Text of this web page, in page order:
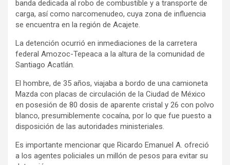
banda dedicada al robo de combustible y a transporte de
carga, así como narcomenudeo, cuya zona de influencia
se encuentra en la región de Acajete.
La detención ocurrió en inmediaciones de la carretera
federal Amozoc-Tepeaca a la altura de la comunidad de
Santiago Acatlán.
El hombre, de 35 años, viajaba a bordo de una camioneta
Mazda con placas de circulación de la Ciudad de México
en posesión de 80 dosis de aparente cristal y 26 con polvo
blanco, presumiblemente cocaína, por lo que fue puesto a
disposición de las autoridades ministeriales.
Es importante mencionar que Ricardo Emanuel A. ofreció
a los agentes policiales un millón de pesos para evitar su